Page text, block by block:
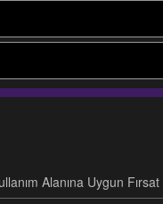
Alanına Uygun Fırsat